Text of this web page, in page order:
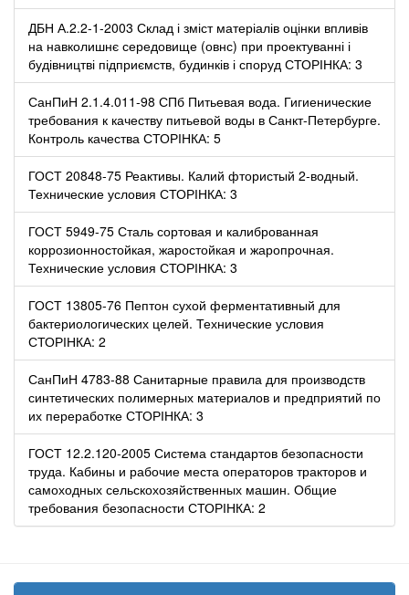
ДБН А.2.2-1-2003 Склад і зміст матеріалів оцінки впливів
на навколишнє середовище (овнс) при проектуванні і
будівництві підприємств, будинків і споруд СТОРІНКА: 3
СанПиН 2.1.4.011-98 СПб Питьевая вода. Гигиенические
требования к качеству питьевой воды в Санкт-Петербурге.
Контроль качества СТОРІНКА: 5
ГОСТ 20848-75 Реактивы. Калий фтористый 2-водный.
Технические условия СТОРІНКА: 3
ГОСТ 5949-75 Сталь сортовая и калиброванная
коррозионностойкая, жаростойкая и жаропрочная.
Технические условия СТОРІНКА: 3
ГОСТ 13805-76 Пептон сухой ферментативный для
бактериологических целей. Технические условия
СТОРІНКА: 2
СанПиН 4783-88 Санитарные правила для производств
синтетических полимерных материалов и предприятий по
их переработке СТОРІНКА: 3
ГОСТ 12.2.120-2005 Система стандартов безопасности
труда. Кабины и рабочие места операторов тракторов и
самоходных сельскохозяйственных машин. Общие
требования безопасности СТОРІНКА: 2